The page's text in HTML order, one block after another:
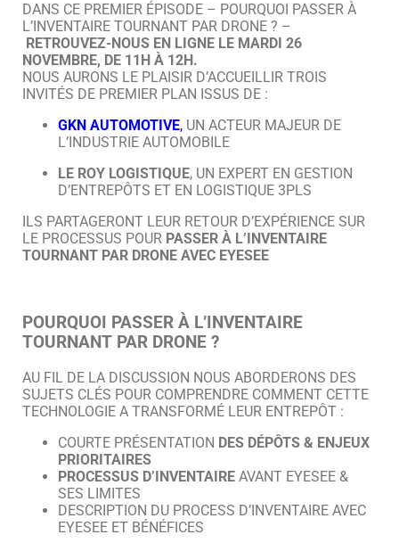
DANS CE PREMIER ÉPISODE – POURQUOI PASSER À
L’INVENTAIRE TOURNANT PAR DRONE ? –
RETROUVEZ-NOUS EN LIGNE LE MARDI 26
NOVEMBRE, DE 11H À 12H.
NOUS AURONS LE PLAISIR D’ACCUEILLIR TROIS
INVITÉS DE PREMIER PLAN ISSUS DE :
GKN AUTOMOTIVE, UN ACTEUR MAJEUR DE
L’INDUSTRIE AUTOMOBILE
LE ROY LOGISTIQUE, UN EXPERT EN GESTION
D’ENTREPÔTS ET EN LOGISTIQUE 3PLS
ILS PARTAGERONT LEUR RETOUR D’EXPÉRIENCE SUR
LE PROCESSUS POUR PASSER À L’INVENTAIRE
TOURNANT PAR DRONE AVEC EYESEE
POURQUOI PASSER À L’INVENTAIRE
TOURNANT PAR DRONE ?
AU FIL DE LA DISCUSSION NOUS ABORDERONS DES
SUJETS CLÉS POUR COMPRENDRE COMMENT CETTE
TECHNOLOGIE A TRANSFORMÉ LEUR ENTREPÔT :
COURTE PRÉSENTATION DES DÉPÔTS & ENJEUX
PRIORITAIRES
PROCESSUS D’INVENTAIRE AVANT EYESEE &
SES LIMITES
DESCRIPTION DU PROCESS D’INVENTAIRE AVEC
EYESEE ET BÉNÉFICES